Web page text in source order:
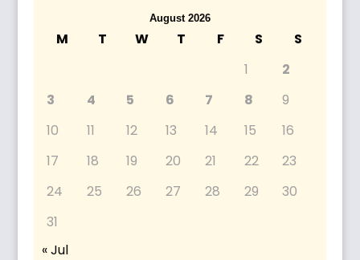
August 2026
M T W T F S
S
1
2
3
4 5 6 7 8
9
10
11 12 13 14 15
16
17
18 19 20 21 22
23
24
25 26 27 28 29
30
31
« Jul